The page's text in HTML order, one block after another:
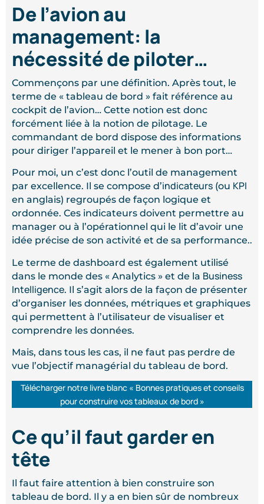
De l’avion au
management: la
nécessité de piloter…
Commençons par une définition. Après tout, le
terme de « tableau de bord » fait référence au
cockpit de l’avion… Cette notion est donc
forcément liée à la notion de pilotage. Le
commandant de bord dispose des informations
pour diriger l’appareil et le mener à bon port…
Pour moi, un c’est donc l’outil de management
par excellence. Il se compose d’indicateurs (ou KPI
en anglais) regroupés de façon logique et
ordonnée. Ces indicateurs doivent permettre au
manager ou à l’opérationnel qui le lit d’avoir une
idée précise de son activité et de sa performance..
Le terme de dashboard est également utilisé
dans le monde des « Analytics » et de la Business
Intelligence. Il s’agit alors de la façon de présenter
d’organiser les données, métriques et graphiques
qui permettent à l’utilisateur de visualiser et
comprendre les données.
Mais, dans tous les cas, il ne faut pas perdre de
vue l’objectif managérial du tableau de bord.
Télécharger notre livre blanc « Bonnes pratiques et conseils
pour construire vos tableaux de bord »
Ce qu’il faut garder en
tête
Il faut faire attention à bien construire son
tableau de bord. Il y a en bien sûr de nombreux